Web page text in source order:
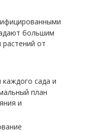
большим
от
сада и
план
и